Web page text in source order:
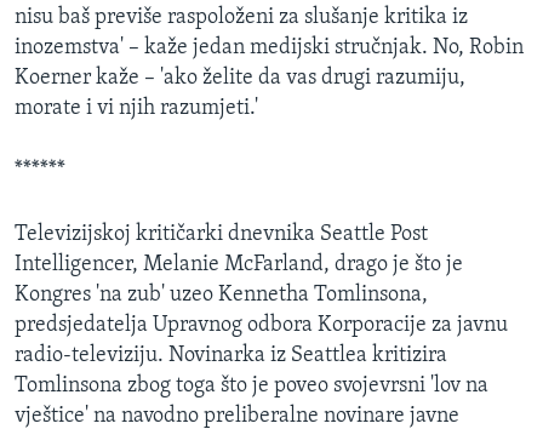
Jezici
nisu baš previše raspoloženi za slušanje kritika iz
inozemstva' – kaže jedan medijski stručnjak. No, Robin
Koerner kaže – 'ako želite da vas drugi razumiju,
morate i vi njih razumjeti.'
******
Televizijskoj kritičarki dnevnika Seattle Post
Intelligencer, Melanie McFarland, drago je što je
Kongres 'na zub' uzeo Kennetha Tomlinsona,
predsjedatelja Upravnog odbora Korporacije za javnu
radio-televiziju. Novinarka iz Seattlea kritizira
Tomlinsona zbog toga što je poveo svojevrsni 'lov na
vještice' na navodno preliberalne novinare javne